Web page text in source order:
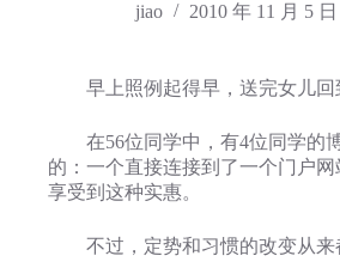
jiao 2010 年 11 月 5 日
早上照例起得早，送完女儿回到
在56位同学中，有4位同学的博
的：一个直接连接到了一个门户
享受到这种实惠。
不过，定势和习惯的改变从来都